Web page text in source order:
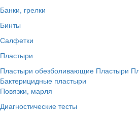
Банки, грелки
Бинты
Салфетки
Пластыри
Пластыри обезболивающие Пластыри
Бактерицидные пластыри
Повязки, марля
Диагностические тесты